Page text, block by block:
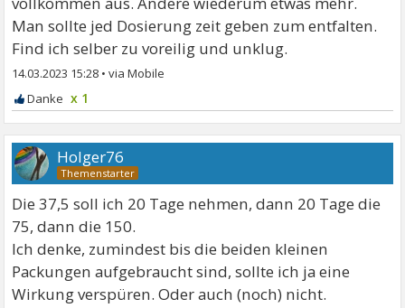
Man sollte jed Dosierung zeit geben zum entfalten.
Find ich selber zu voreilig und unklug.
14.03.2023 15:28 •
x 1
Holger76
Die 37,5 soll ich 20 Tage nehmen, dann 20 Tage die
75, dann die 150.
Ich denke, zumindest bis die beiden kleinen
Packungen aufgebraucht sind, sollte ich ja eine
Wirkung verspüren. Oder auch (noch) nicht.